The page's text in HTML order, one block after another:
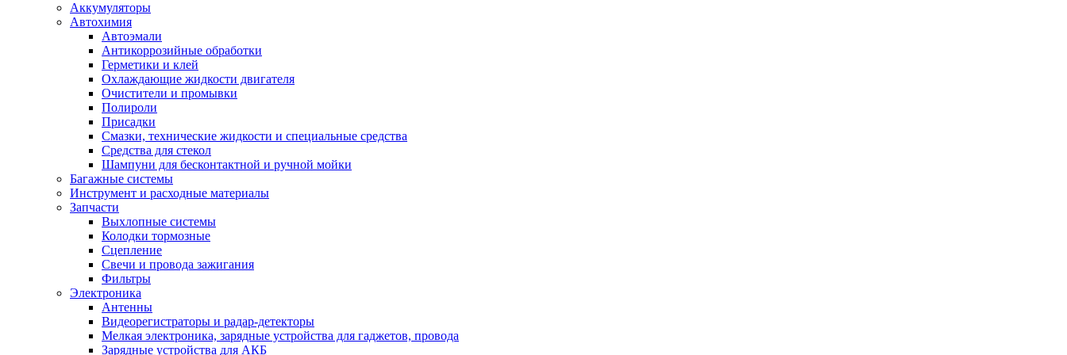
Аккумуляторы
Автохимия
Автоэмали
Антикоррозийные обработки
Герметики и клей
Охлаждающие жидкости двигателя
Очистители и промывки
Полироли
Присадки
Смазки, технические жидкости и специальные средства
Средства для стекол
Шампуни для бесконтактной и ручной мойки
Багажные системы
Инструмент и расходные материалы
Запчасти
Выхлопные системы
Колодки тормозные
Сцепление
Свечи и провода зажигания
Фильтры
Электроника
Антенны
Видеорегистраторы и радар-детекторы
Мелкая электроника, зарядные устройства для гаджетов, провода
Зарядные устройства для АКБ